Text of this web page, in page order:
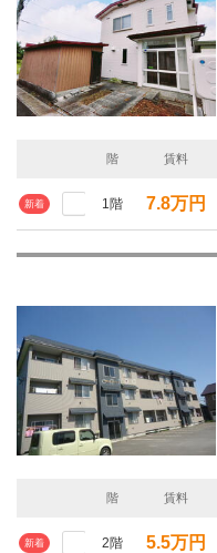
階 賃料
新着 1階 7.8万円
階 賃料
新着 2階 5.5万円